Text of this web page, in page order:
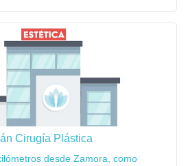
Cirugía Plástica
desde Zamora, como